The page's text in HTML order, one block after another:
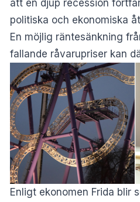
att en djup recession
politiska och ekonomiska
En möjlig räntesänkning
fallande råvarupriser kan
Enligt ekonomen Frida blir